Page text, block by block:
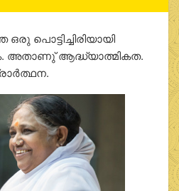
പൊട്ടിച്ചിരിയായി
അതാണു് ആദ്ധ്യാത്മികത.